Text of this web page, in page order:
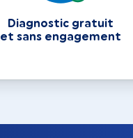
Diagnostic gratuit
et sans engagement